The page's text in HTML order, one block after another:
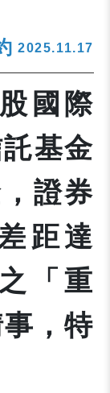
2025.11.17
國際
基金
證券
距達
「重
，特